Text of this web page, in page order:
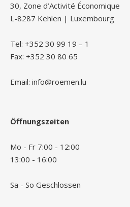
30, Zone d’Activité Économique
L-8287 Kehlen | Luxembourg
Tel: +352 30 99 19 – 1
Fax: +352 30 80 65
Email: info@roemen.lu
Öffnungszeiten
Mo - Fr 7:00 - 12:00
13:00 - 16:00
Sa - So Geschlossen